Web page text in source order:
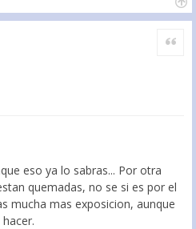
Citar
eso ya lo sabras... Por otra
quemadas, no se si es por el
mucha mas exposicion, aunque